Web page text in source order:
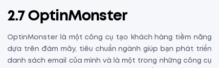
2.7 OptinMonster
OptinMonster là một công cụ tạo khách hàng tiềm năng
dựa trên đám mây, tiêu chuẩn ngành giúp bạn phát triển
danh sách email của mình và là một trong những công cụ